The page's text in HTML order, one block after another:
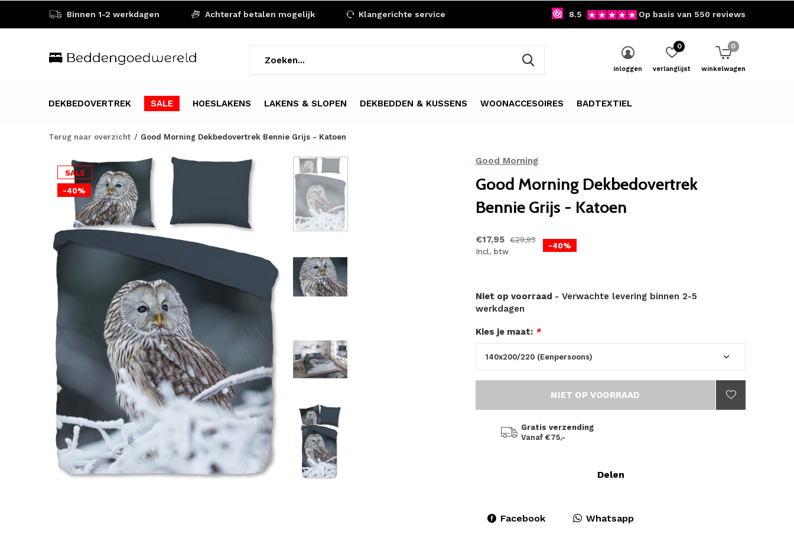
DEKBEDOVERTREK SALE HOESLAKENS LAKENS & SLOPEN DEKBEDDEN & KUSSENS WOONACCESOIRES BADTEXTIEL
inloggen verlanglijst
0
winkelwagen
0
Binnen 1-2 werkdagen Achteraf betalen mogelijk Klangerichte service 8.5 Op basis van 550 reviews
Terug naar overzicht Good Morning Dekbedovertrek Bennie Grijs - Katoen
SALE
-40%
Good Morning
Good Morning Dekbedovertrek
Bennie Grijs - Katoen
€17,95 €29,95
Incl. btw
-40%
Niet op voorraad - Verwachte levering binnen 2-5
werkdagen
Kies je maat: *
NIET OP VOORRAAD
Gratis verzending
Vanaf €75,-
Delen
Facebook Whatsapp